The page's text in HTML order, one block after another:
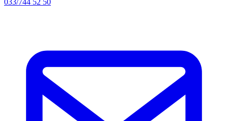
033/744 52 50